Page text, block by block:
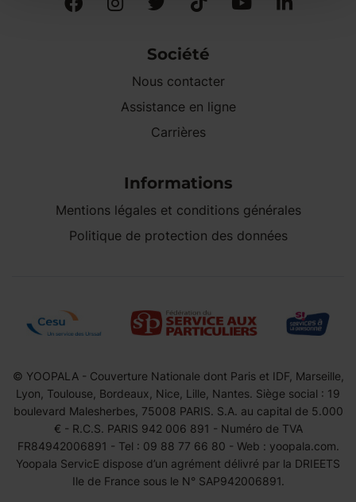
Société
Nous contacter
Assistance en ligne
Carrières
Informations
Mentions légales et conditions générales
Politique de protection des données
© YOOPALA - Couverture Nationale dont Paris et IDF, Marseille,
Lyon, Toulouse, Bordeaux, Nice, Lille, Nantes. Siège social : 19
boulevard Malesherbes, 75008 PARIS. S.A. au capital de 5.000
€ - R.C.S. PARIS 942 006 891 - Numéro de TVA
FR84942006891 - Tel : 09 88 77 66 80 - Web : yoopala.com.
Yoopala ServicE dispose d’un agrément délivré par la DRIEETS
Ile de France sous le N° SAP942006891.